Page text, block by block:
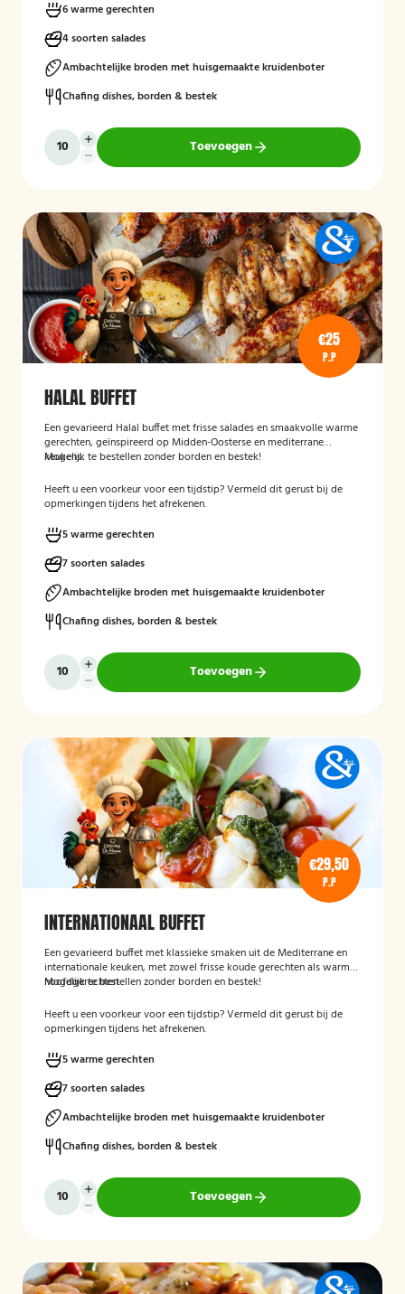
6 warme gerechten
4 soorten salades
Ambachtelijke broden met huisgemaakte kruidenboter
Chafing dishes, borden & bestek
Toevoegen
€25
P.P
HALAL BUFFET
Een gevarieerd Halal buffet met frisse salades en smaakvolle warme
gerechten, geïnspireerd op Midden-Oosterse en mediterrane
keukens.
Mogelijk te bestellen zonder borden en bestek!
Heeft u een voorkeur voor een tijdstip? Vermeld dit gerust bij de
opmerkingen tijdens het afrekenen.
5 warme gerechten
7 soorten salades
Ambachtelijke broden met huisgemaakte kruidenboter
Chafing dishes, borden & bestek
Toevoegen
€29,50
P.P
INTERNATIONAAL BUFFET
Een gevarieerd buffet met klassieke smaken uit de Mediterrane en
internationale keuken, met zowel frisse koude gerechten als warme
hoofdgerechten.
Mogelijk te bestellen zonder borden en bestek!
Heeft u een voorkeur voor een tijdstip? Vermeld dit gerust bij de
opmerkingen tijdens het afrekenen.
5 warme gerechten
7 soorten salades
Ambachtelijke broden met huisgemaakte kruidenboter
Chafing dishes, borden & bestek
Toevoegen